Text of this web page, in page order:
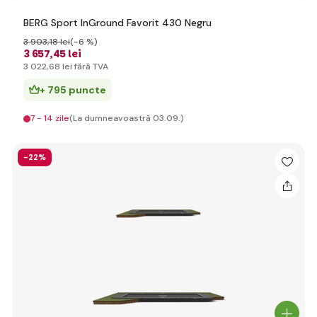
BERG Sport InGround Favorit 430 Negru
3 657,45 lei
3 903,18 lei(-6 %)
3 022,68 lei fără TVA
+ 795 puncte
7 - 14 zile(La dumneavoastră 03.09.)
-22%